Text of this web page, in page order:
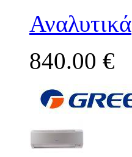
Αναλυτικά
840.00 €